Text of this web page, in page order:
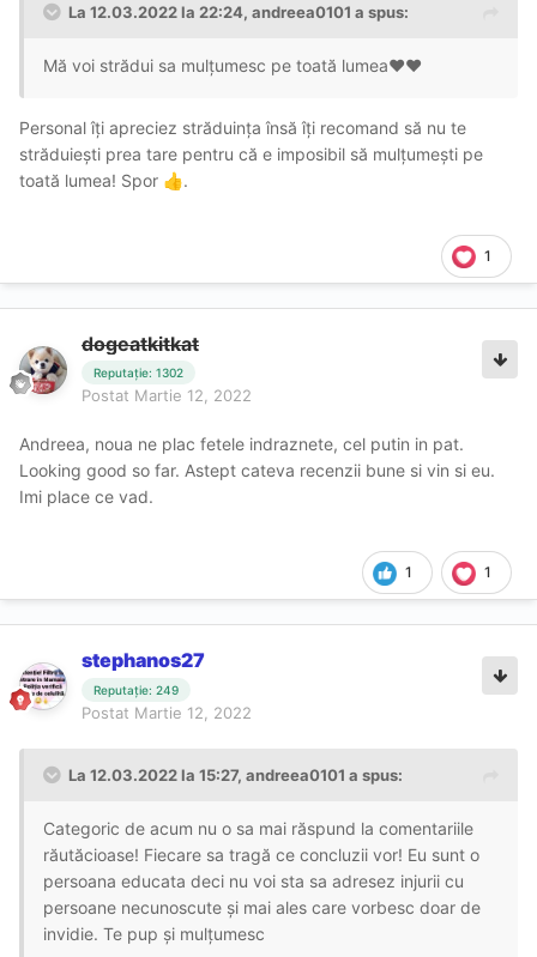
La 12.03.2022 la 22:24, andreea0101 a spus:
Mă voi strădui sa mulțumesc pe toată lumea❤❤
Personal îți apreciez străduința însă îți recomand să nu te
străduiești prea tare pentru că e imposibil să mulțumești pe
toată lumea! Spor 👍.
1
dogeatkitkat
Reputație: 1302
Postat Martie 12, 2022
Andreea, noua ne plac fetele indraznete, cel putin in pat.
Looking good so far. Astept cateva recenzii bune si vin si eu.
Imi place ce vad.
1 1
stephanos27
Reputație: 249
Postat Martie 12, 2022
La 12.03.2022 la 15:27, andreea0101 a spus:
Categoric de acum nu o sa mai răspund la comentariile
răutăcioase! Fiecare sa tragă ce concluzii vor! Eu sunt o
persoana educata deci nu voi sta sa adresez injurii cu
persoane necunoscute și mai ales care vorbesc doar de
invidie. Te pup și mulțumesc